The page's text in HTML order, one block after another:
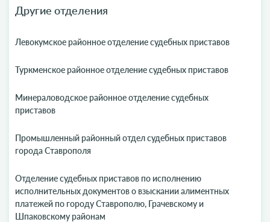
Другие отделения
Левокумское районное отделение судебных приставов
Туркменское районное отделение судебных приставов
Минераловодское районное отделение судебных
приставов
Промышленный районный отдел судебных приставов
города Ставрополя
Отделение судебных приставов по исполнению
исполнительных документов о взыскании алиментных
платежей по городу Ставрополю, Грачевскому и
Шпаковскому районам